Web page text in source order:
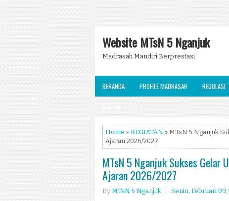
Website MTsN 5 Nganjuk
Madrasah Mandiri Berprestasi
BERANDA PROFILE MADRASAH REGULASI
ALUMNI
Home » KEGIATAN » MTsN 5 Nganjuk
Ajaran 2026/2027
MTsN 5 Nganjuk Sukses Gelar
Ajaran 2026/2027
By MTsN 5 Nganjuk Senin, Februari 09,